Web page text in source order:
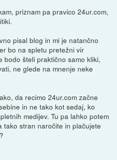
priznam pa pravico 24ur.com,
pisal blog in mi je natančno
bo na spletu pretežni vir
bodo šteli praktično samo kliki,
ne glede na mnenje neke
da recimo 24ur.com začne
in ne tako kot sedaj, ko
medijev. Tu pa lahko potem
stran naročite in plačujete